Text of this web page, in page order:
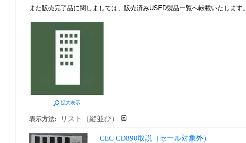
また販売完了品に関しましては、販売済みUSED製品一覧へ転載いたします。
拡大表示
表示方法: リスト（縦並び）
CEC CD890取説（セール対象外）